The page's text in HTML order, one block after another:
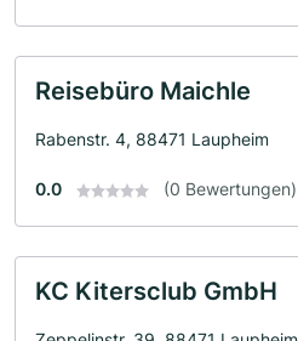
Reisebüro Maichle
Rabenstr. 4, 88471 Laupheim
0.0 (0 Bewertungen)
KC Kitersclub GmbH